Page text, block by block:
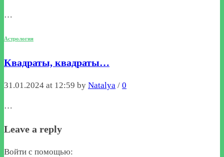
…
Астрология
Квадраты, квадраты…
31.01.2024 at 12:59 by Natalya / 0
…
Leave a reply
Войти с помощью: